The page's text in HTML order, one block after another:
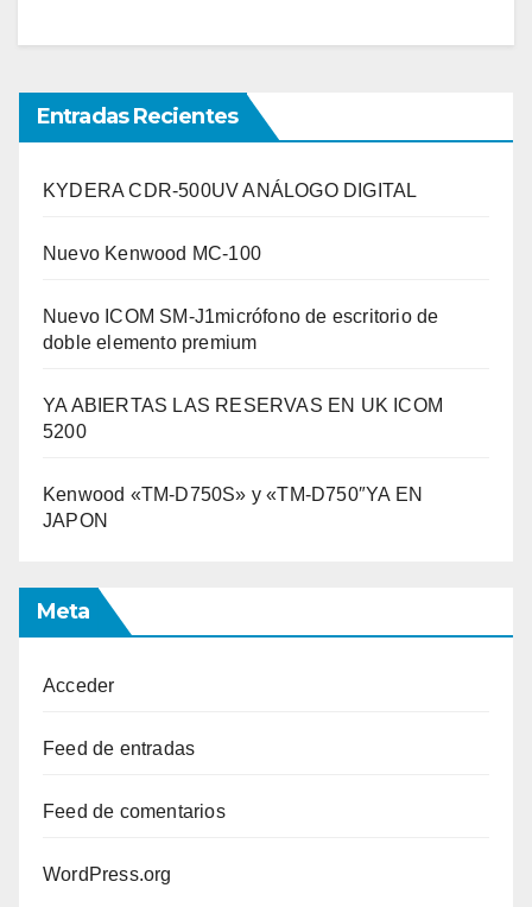
Entradas Recientes
KYDERA CDR-500UV ANÁLOGO DIGITAL
Nuevo Kenwood MC-100
Nuevo ICOM SM-J1micrófono de escritorio de
doble elemento premium
YA ABIERTAS LAS RESERVAS EN UK ICOM
5200
Kenwood «TM-D750S» y «TM-D750″YA EN
JAPON
Meta
Acceder
Feed de entradas
Feed de comentarios
WordPress.org